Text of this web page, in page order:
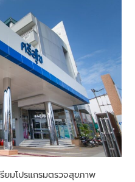
ยมโปรแกรมตรวจสุขภาพ